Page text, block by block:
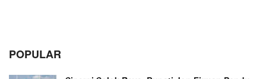
POPULAR